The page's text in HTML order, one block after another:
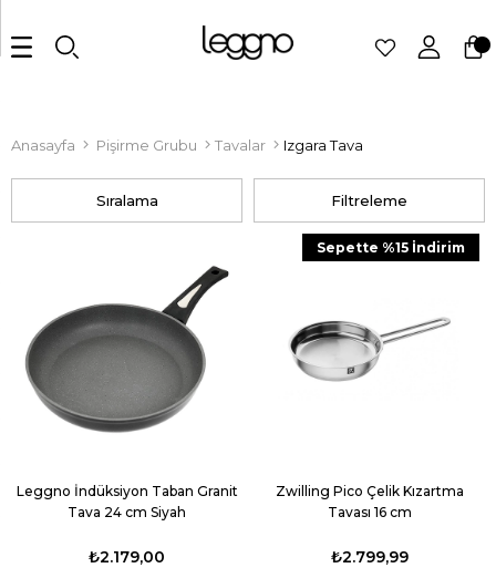
Anasayfa Pişirme Grubu Tavalar Izgara Tava
Filtreleme
Sıralama
Leggno İndüksiyon Taban Granit
Tava 24 cm Siyah
₺2.179,00
Zwilling Pico Çelik Kızartma
Tavası 16 cm
₺2.799,99
Sepette %15 İndirim